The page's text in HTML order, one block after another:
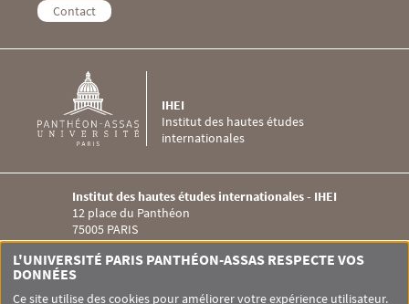
Contact
Institut des hautes études
internationales
IHEI
Institut des hautes études internationales - IHEI
12 place du Panthéon
75005 PARIS
Menu RS IHEI
L'UNIVERSITÉ PARIS PANTHÉON-ASSAS RESPECTE VOS
DONNÉES
Ce site utilise des cookies pour améliorer votre expérience utilisateur.